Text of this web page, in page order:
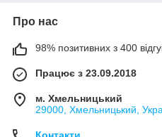
Про нас
98% позитивних з 400
Працює з 23.09.2018
м. Хмельницький
29000, Хмельницький,